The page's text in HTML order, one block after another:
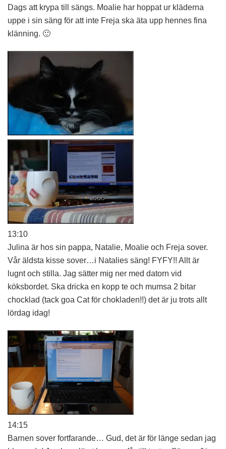
Dags att krypa till sängs. Moalie har hoppat ur kläderna
uppe i sin säng för att inte Freja ska äta upp hennes fina
klänning. 🙂
13:10
Julina är hos sin pappa, Natalie, Moalie och Freja sover.
Vår äldsta kisse sover…i Natalies säng! FYFY!! Allt är
lugnt och stilla. Jag sätter mig ner med datorn vid
köksbordet. Ska dricka en kopp te och mumsa 2 bitar
chocklad (tack goa Cat för chokladen!!) det är ju trots allt
lördag idag!
14:15
Barnen sover fortfarande… Gud, det är för länge sedan jag